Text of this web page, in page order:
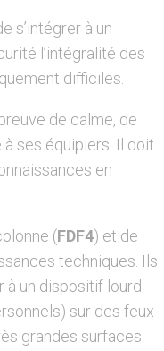
s’intégrer à un
l’intégralité des
difficiles.
de calme, de
ses équipiers. Il doit
en
(FDF4) et de
techniques. Ils
à un dispositif lourd
sur des feux
grandes surfaces